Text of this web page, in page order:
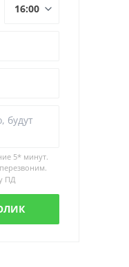
5* минут.
ПД